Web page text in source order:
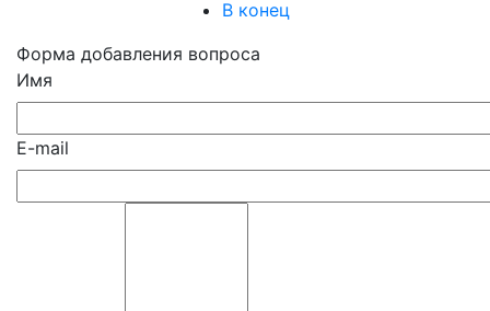
В конец
Форма добавления вопроса
Имя
E-mail